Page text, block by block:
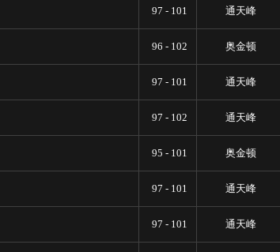
97 - 101 通天峰
96 - 102 奥金顿
97 - 101 通天峰
97 - 102 通天峰
95 - 101 奥金顿
97 - 101 通天峰
97 - 101 通天峰